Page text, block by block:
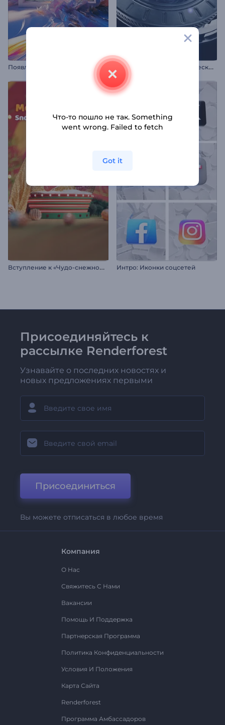
П
оявление логотипа в пастельном стиле 3
D-анимация технологического логотипа
В
ступление к «Чудо-снежному шару» Интро: Иконки соцсетей
Присоединяйтесь к
рассылке Renderforest
Узнавайте о последних новостях и
новых предложениях первыми
Присоединиться
Вы можете отписаться в любое время
Компания
О Нас
Свяжитесь С Нами
Вакансии
Помощь И Поддержка
Партнерская Программа
Политика Конфиденциальности
Условия И Положения
Карта Сайта
Renderforest
Программа Амбассадоров
Что-то пошло не так. Something
went wrong. Failed to fetch
Got it